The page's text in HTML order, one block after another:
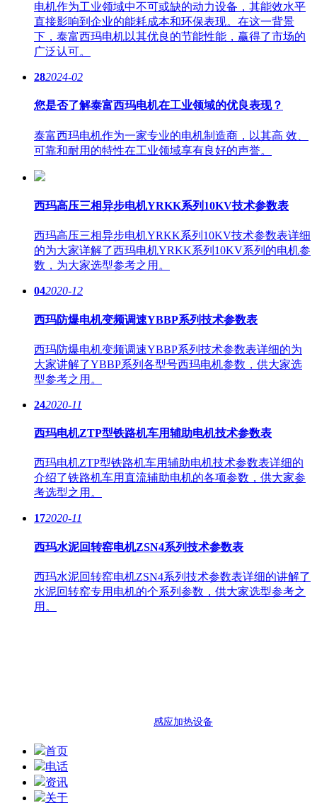
电机作为工业领域中不可或缺的动力设备，其能效水平
直接影响到企业的能耗成本和环保表现。在这一背景
下，泰富西玛电机以其优良的节能性能，赢得了市场的
广泛认可。
282024-02
您是否了解泰富西玛电机在工业领域的优良表现？
泰富西玛电机作为一家专业的电机制造商，以其高 效、
可靠和耐用的特性在工业领域享有良好的声誉。
西玛高压三相异步电机YRKK系列10KV技术参数表
西玛高压三相异步电机YRKK系列10KV技术参数表详细
的为大家详解了西玛电机YRKK系列10KV系列的电机参
数，为大家选型参考之用。
042020-12
西玛防爆电机变频调速YBBP系列技术参数表
西玛防爆电机变频调速YBBP系列技术参数表详细的为
大家讲解了YBBP系列各型号西玛电机参数，供大家选
型参考之用。
242020-11
西玛电机ZTP型铁路机车用辅助电机技术参数表
西玛电机ZTP型铁路机车用辅助电机技术参数表详细的
介绍了铁路机车用直流辅助电机的各项参数，供大家参
考选型之用。
172020-11
西玛水泥回转窑电机ZSN4系列技术参数表
西玛水泥回转窑电机ZSN4系列技术参数表详细的讲解了
水泥回转窑专用电机的个系列参数，供大家选型参考之
用。
感应加热设备
首页
电话
资讯
关于